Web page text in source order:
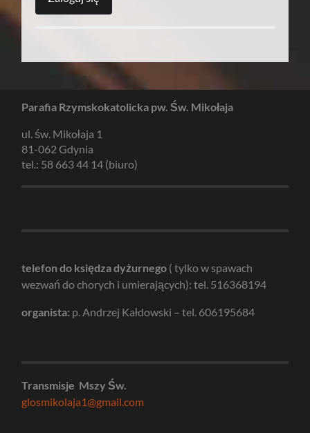
Parafia Rzymskokatolicka pw. Św. Mikołaja
ul. św. Mikołaja 1
81-062 Gdynia
tel.: 58 663 44 14 (biuro)
telefon do księdza dyżurnego ( tylko w spawach
wezwań do chorych i umierających): tel. 516368194
organista: p. Andrzej Kałdowski – tel. 606195684
Transmisje Mszy Św.
glosmikolaja1@gmail.com